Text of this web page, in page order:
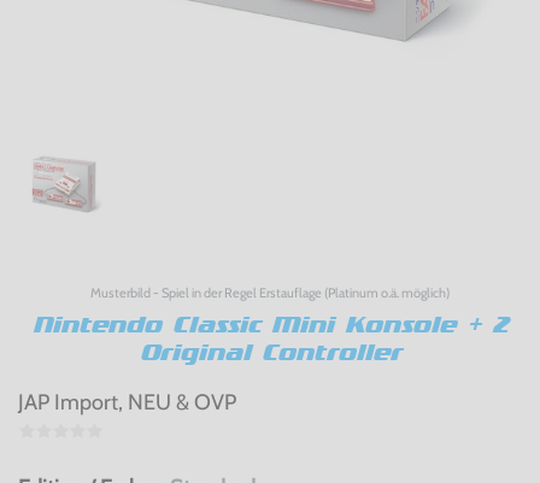
Musterbild - Spiel in der Regel Erstauflage (Platinum o.ä. möglich)
Nintendo Classic Mini Konsole + 2
Original Controller
JAP Import, NEU & OVP